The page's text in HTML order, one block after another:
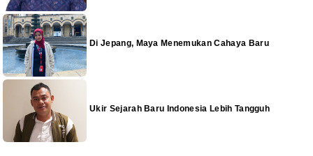
Di Jepang, Maya Menemukan Cahaya Baru
Ukir Sejarah Baru Indonesia Lebih Tangguh